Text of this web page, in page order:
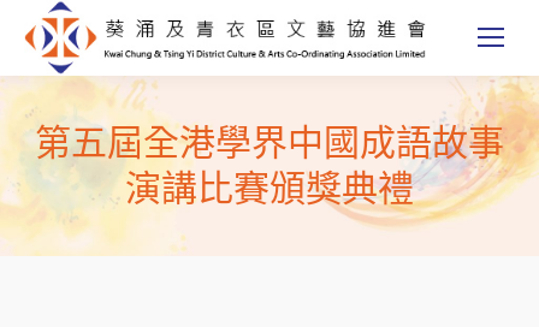
第五屆全港學界中國成語故事
演講比賽頒獎典禮